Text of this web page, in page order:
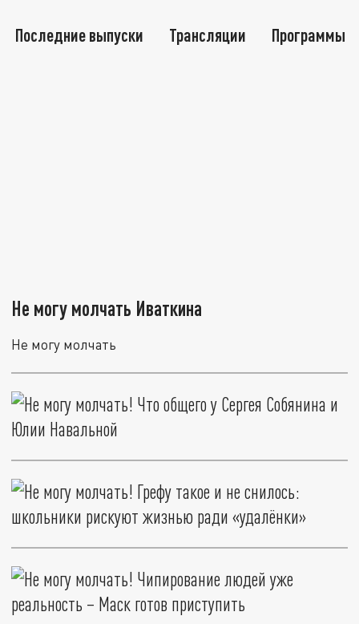
Последние выпуски Трансляции Программы
Не могу молчать Иваткина
Не могу молчать